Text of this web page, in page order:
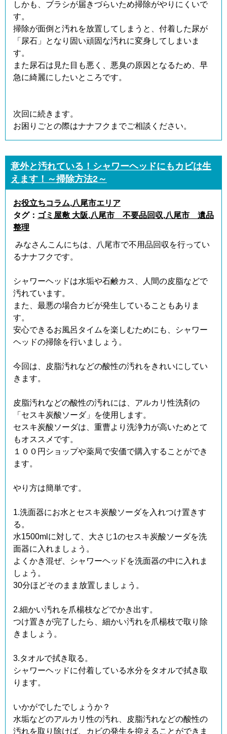
しかも、ブラシが届きづらいため掃除がやりにくいで
す。
掃除が面倒と汚れを放置してしまうと、付着した尿が
「尿石」となり固い頑固な汚れに変身してしまいま
す。
また尿石は見た目も悪く、悪臭の原因となるため、早
急に綺麗にしたいところです。
次回に続きます。
お困りごとの際はナナフクまでご相談ください。
意外と汚れている！シャワーヘッドにもカビは生
えます！～掃除方法2～
お役立ちコラム,八尾市エリア
タグ： ゴミ屋敷 大阪,八尾市 不要品回収,八尾市 遺品
整理
みなさんこんにちは、八尾市で不用品回収を行ってい
るナナフクです。
シャワーヘッドは水垢や石鹸カス、人間の皮脂などで
汚れています。
また、最悪の場合カビが発生していることもありま
す。
安心できるお風呂タイムを楽しむためにも、シャワー
ヘッドの掃除を行いましょう。
今回は、皮脂汚れなどの酸性の汚れをきれいにしてい
きます。
皮脂汚れなどの酸性の汚れには、アルカリ性洗剤の
「セスキ炭酸ソーダ」を使用します。
セスキ炭酸ソーダは、重曹より洗浄力が高いためとて
もオススメです。
１００円ショップや薬局で安価で購入することができ
ます。
やり方は簡単です。
1.洗面器にお水とセスキ炭酸ソーダを入れつけ置きす
る。
水1500mlに対して、大さじ1のセスキ炭酸ソーダを洗
面器に入れましょう。
よくかき混ぜ、シャワーヘッドを洗面器の中に入れま
しょう。
30分ほどそのまま放置しましょう。
2.細かい汚れを爪楊枝などでかき出す。
つけ置きが完了したら、細かい汚れを爪楊枝で取り除
きましょう。
3.タオルで拭き取る。
シャワーヘッドに付着している水分をタオルで拭き取
ります。
いかがでしたでしょうか？
水垢などのアルカリ性の汚れ、皮脂汚れなどの酸性の
汚れを取り除けば、カビの発生を抑えることができま